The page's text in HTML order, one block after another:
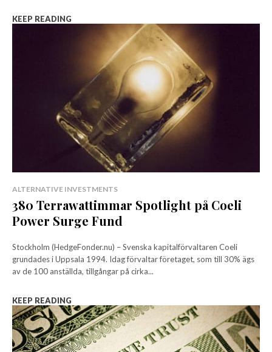
KEEP READING
ALTERNATIVE INVESTMENTS
380 Terrawattimmar Spotlight på Coeli
Power Surge Fund
Stockholm (HedgeFonder.nu) – Svenska kapitalförvaltaren Coeli
grundades i Uppsala 1994. Idag förvaltar företaget, som till 30% ägs
av de 100 anställda, tillgångar på cirka...
KEEP READING